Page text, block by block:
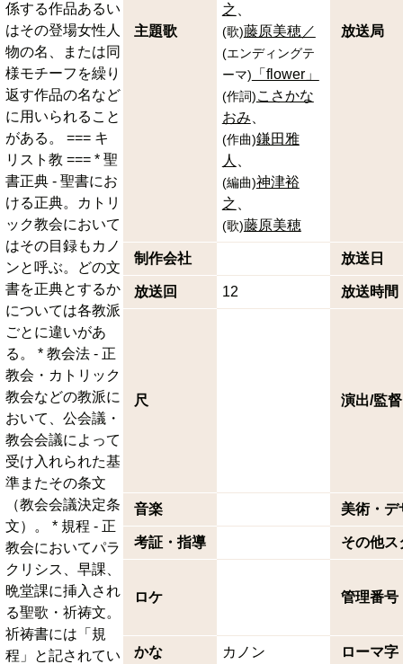
係する作品あるい
はその登場女性人
物の名、または同
様モチーフを繰り
返す作品の名など
に用いられること
がある。 === キ
リスト教 === * 聖
書正典 - 聖書にお
ける正典。カトリ
ック教会において
はその目録もカノ
ンと呼ぶ。どの文
書を正典とするか
については各教派
ごとに違いがあ
る。 * 教会法 - 正
教会・カトリック
教会などの教派に
おいて、公会議・
教会会議によって
受け入れられた基
準またその条文
（教会会議決定条
文）。 * 規程 - 正
教会においてパラ
クリシス、早課、
晩堂課に挿入され
る聖歌・祈祷文。
祈祷書には「規
程」と記されてい
主題歌
之
(歌)藤原美穂／
(エンディングテ
ーマ) 「flower」
(作詞 ) こさかな
おみ
(作曲)鎌田雅
人
(編曲)神津裕
之
(歌)藤原美穂
放送局
制作会社 放送日
放送回 12 放送時間
尺 演出/監督
音楽 美術・デ
考証・指導 その他ス
ロケ 管理番号
かな カノン ローマ字